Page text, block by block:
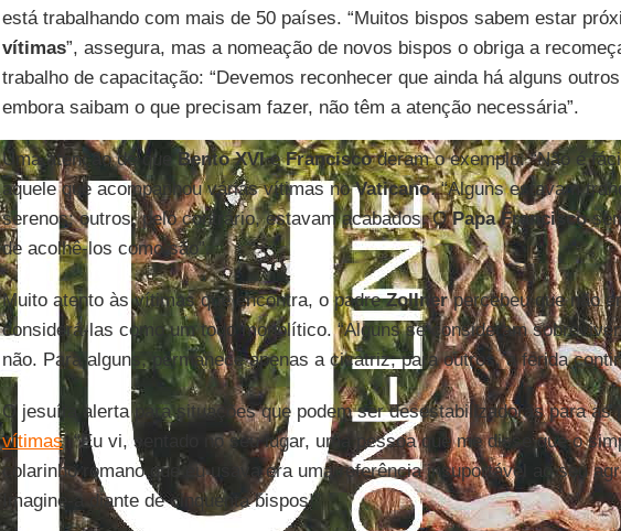
está trabalhando com mais de 50 países. “Muitos bispos sabem estar
vítimas”, assegura, mas a nomeação de novos bispos o obriga a
trabalho de capacitação: “Devemos reconhecer que ainda há alguns
embora saibam o que precisam fazer, não têm a atenção necessária”.
Uma atenção de queBento XVIeFranciscoderam o exemplo. “Não é
aquele que acompanhou várias vítimas noVaticano. “Alguns estavam
serenos; outros, pelo contrário, estavam acabados. OPapa Francisco
de acolhê-los como são”.
Muito atento às vítimas que encontra, o padreZollnerpercebeu que não
considerá-las como um todo monolítico. “Alguns se consideram
não. Para alguns, permanece apenas a cicatriz; para outros, a ferida
O jesuíta alerta para situações que podem ser desestabilizadoras para as
vítimas. “Eu vi, sentado no seu lugar, uma pessoa que me disse que o
colarinho romano que eu usava era uma referência insuportável ao seu
Imagine-a diante de cinquenta bispos!”